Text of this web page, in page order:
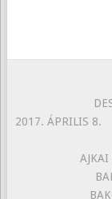
2017. ÁPRILIS 8.
AJKAI